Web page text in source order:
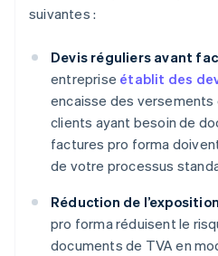
suivantes :
Devis réguliers avant
entreprise établit des
encaisse des versements
clients ayant besoin de
factures pro forma
de votre processus
Réduction de
pro forma réduisent le
documents de TVA en